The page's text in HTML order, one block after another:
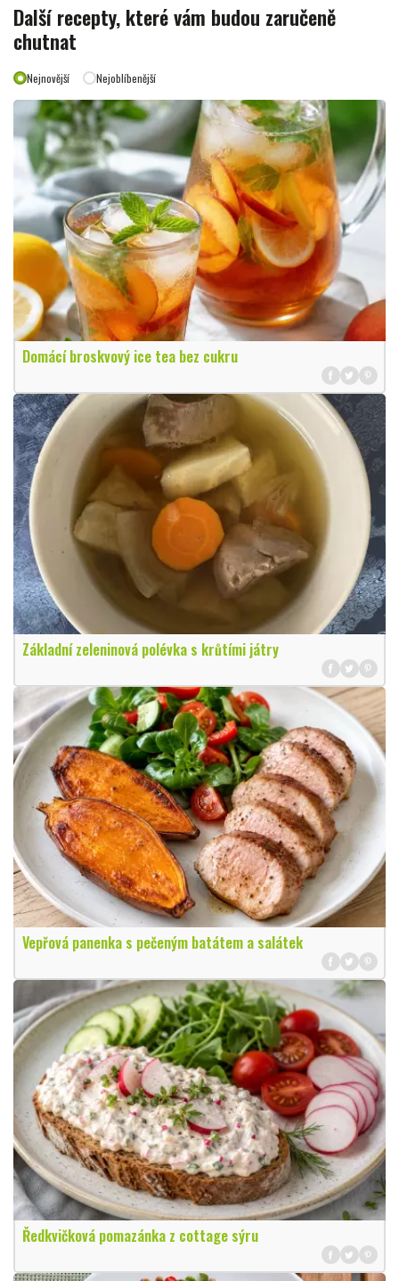
Další recepty, které vám budou zaručeně
chutnat
Nejnovější Nejoblíbenější
Domácí broskvový ice tea bez cukru
Základní zeleninová polévka s krůtími játry
Vepřová panenka s pečeným batátem a salátek
Ředkvičková pomazánka z cottage sýru